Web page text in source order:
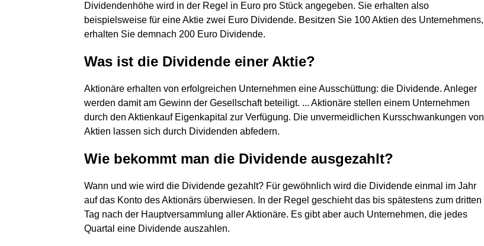
Dividendenhöhe wird in der Regel in Euro pro Stück angegeben. Sie erhalten also
beispielsweise für eine Aktie zwei Euro Dividende. Besitzen Sie 100 Aktien des Unternehmens,
erhalten Sie demnach 200 Euro Dividende.
Was ist die Dividende einer Aktie?
Aktionäre erhalten von erfolgreichen Unternehmen eine Ausschüttung: die Dividende. Anleger
werden damit am Gewinn der Gesellschaft beteiligt. ... Aktionäre stellen einem Unternehmen
durch den Aktienkauf Eigenkapital zur Verfügung. Die unvermeidlichen Kursschwankungen von
Aktien lassen sich durch Dividenden abfedern.
Wie bekommt man die Dividende ausgezahlt?
Wann und wie wird die Dividende gezahlt? Für gewöhnlich wird die Dividende einmal im Jahr
auf das Konto des Aktionärs überwiesen. In der Regel geschieht das bis spätestens zum dritten
Tag nach der Hauptversammlung aller Aktionäre. Es gibt aber auch Unternehmen, die jedes
Quartal eine Dividende auszahlen.